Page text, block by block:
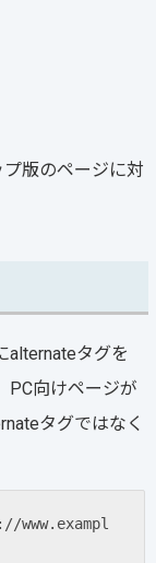
版のページに対
alternateタグを
PC向けページが
タグではなく